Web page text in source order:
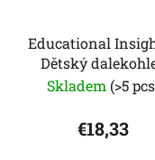
Educational
Dětský
GeoSafari® Jr.
Skladem (>5
€18,33